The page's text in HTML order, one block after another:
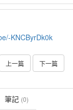
KNCByrDk0k
上一篇 下一篇
筆記 (0)